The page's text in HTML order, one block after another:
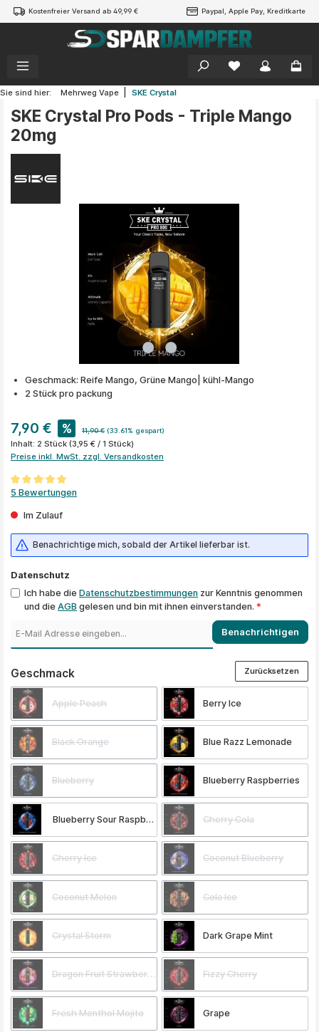
springen
Kostenfreier Versand ab 49,99 € Paypal, Apple Pay, Kreditkarte
Sie sind hier: Mehrweg Vape SKE Crystal
SKE Crystal Pro Pods - Triple Mango
20mg
Geschmack: Reife Mango, Grüne Mango| kühl-Mango
2 Stück pro packung
7,90 € % 11,90 € (33.61% gespart)
Inhalt: 2 Stück (3,95 € / 1 Stück)
Preise inkl. MwSt. zzgl. Versandkosten
Durchschnittliche Bewertung von 5 von 5 Sternen
5 Bewertungen
Im Zulauf
Benachrichtige mich, sobald der Artikel lieferbar ist.
Datenschutz
Ich habe dieDatenschutzbestimmungen zur Kenntnis genommen
und dieAGB gelesen und bin mit ihnen einverstanden.*
Benachrichtigen
Geschmackauswählen
Apple Peach Berry Ice
Black Orange Blue Razz Lemonade
Blueberry Blueberry Raspberries
Blueberry Sour Raspberry Cherry Cola
Cherry Ice Coconut Blueberry
Coconut Melon Cola Ice
Crystal Storm Dark Grape Mint
Dragon Fruit Strawberry Fizzy Cherry
Fresh Menthol Mojito Grape
Zurücksetzen